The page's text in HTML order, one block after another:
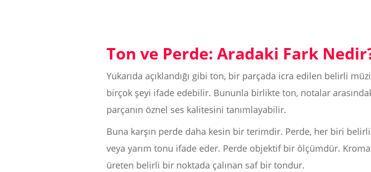
Ton ve Perde: Aradaki Fark
Yukarıda açıklandığı gibi ton, bir parçada icra edilen belirli
birçok şeyi ifade edebilir. Bununla birlikte ton, notalar
parçanın öznel ses kalitesini tanımlayabilir.
Buna karşın perde daha kesin bir terimdir. Perde, her biri
veya yarım tonu ifade eder. Perde objektif bir ölçümdür.
üreten belirli bir noktada çalınan saf bir tondur.